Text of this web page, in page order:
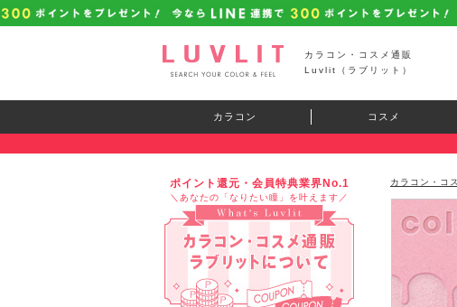
カラコン・コスメ通販
Luvlit（ラブリット）
カラコン コスメ
ポイント還元・会員特典業界No.1
＼あなたの「なりたい瞳」を叶えます／
カラコン・コ